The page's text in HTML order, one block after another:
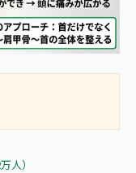
人）